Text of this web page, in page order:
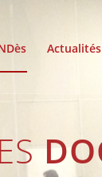
Actualités